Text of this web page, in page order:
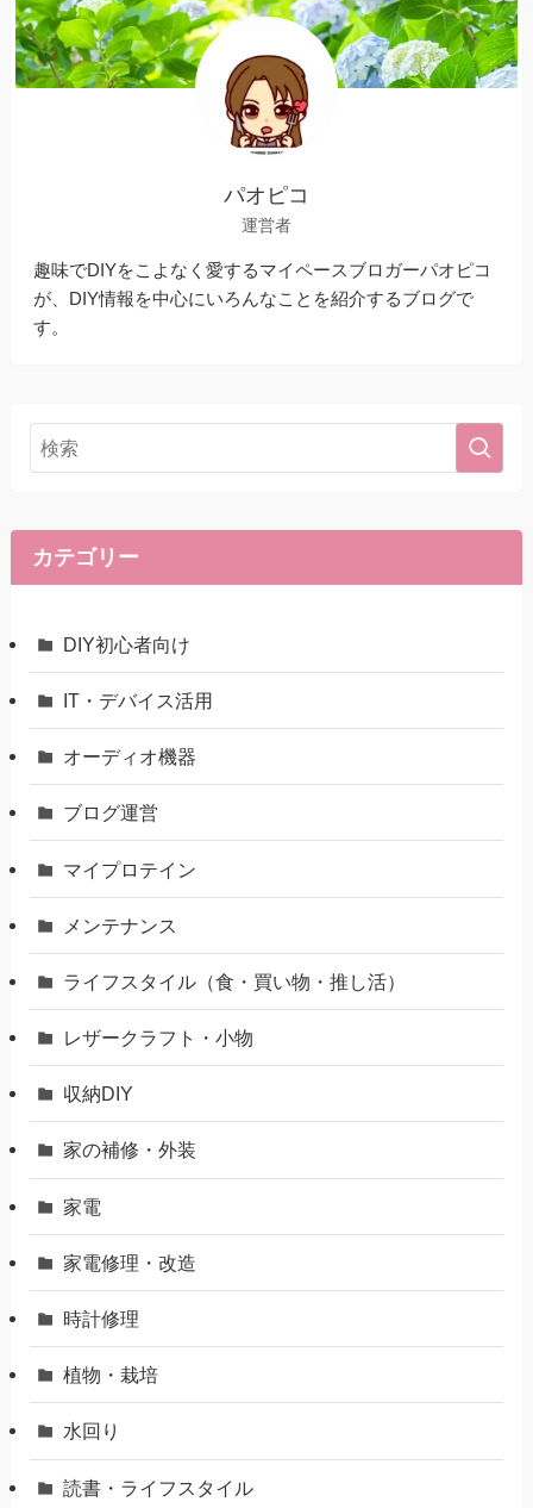
パオピコ
運営者
趣味でDIYをこよなく愛するマイペースブロガーパオピコ
が、DIY情報を中心にいろんなことを紹介するブログで
す。
カテゴリー
DIY初心者向け
IT・デバイス活用
オーディオ機器
ブログ運営
マイプロテイン
メンテナンス
ライフスタイル（食・買い物・推し活）
レザークラフト・小物
収納DIY
家の補修・外装
家電
家電修理・改造
時計修理
植物・栽培
水回り
読書・ライフスタイル